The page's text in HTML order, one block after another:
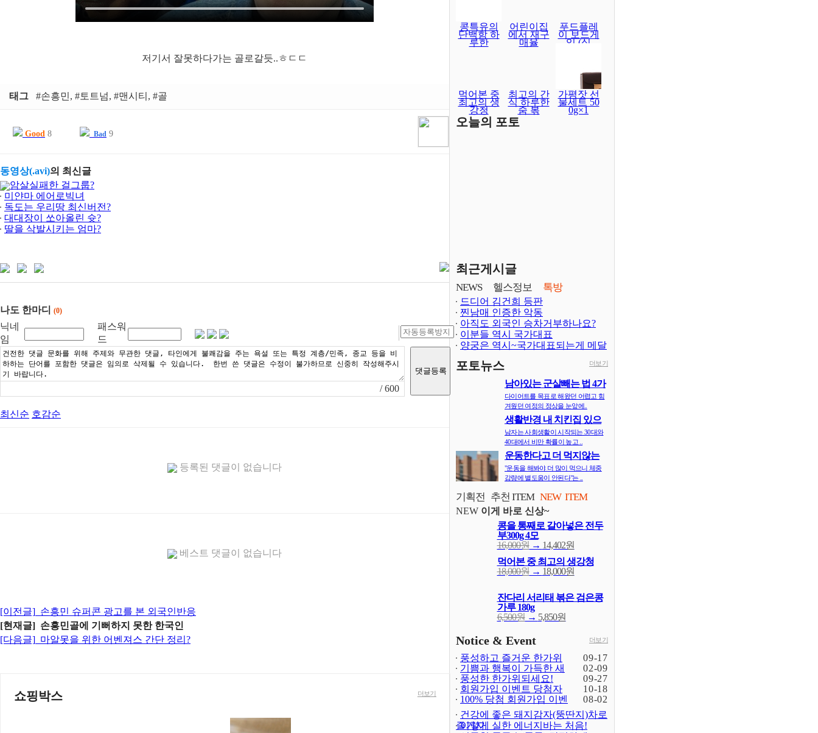
저기서 잘못하다가는 골로갈듯..ㅎㄷㄷ
태그 #손흥민, #토트넘, #맨시티, #골
Good 8 Bad 9
동영상(.avi)의 최신글
암살실패한 걸그룹?
미얀마 에어로빅녀
독도는 우리땅 최신버전?
대대장이 쏘아올린 슛?
딸을 삭발시키는 엄마?
나도 한마디 (0)
닉네
임
패스워
드
/ 600
최신순 호감순
등록된 댓글이 없습니다
베스트 댓글이 없습니다
[이전글] 손흥민 슈퍼콘 광고를 본 외국인반응
[현재글] 손흥민골에 기뻐하지 못한 한국인
[다음글] 마알못을 위한 어벤져스 간단 정리?
쇼핑박스 더보기
콩특유의
단백함 하
루한
어린이집
에서 재구
매율
푸드플레
이 보드게
임 (식
먹어본 중
최고의 생
강청
최고의 간
식 하루한
줌 볶
가평잣 선
물세트 50
0g×1
오늘의 포토
최근게시글
NEWS 헬스정보 톡방
드디어 김건희 등판
찐남매 인증한 악동
아직도 외국인 승차거부하나요?
이분들 역시 국가대표
양궁은 역시~국가대표되는게 메달
포토뉴스 더보기
남아있는 군살빼는 법 4가
지
다이어트를 목표로 해왔던 어렵고 힘
겨웠던 여정의 정상을 눈앞에..
생활반경 내 치킨집 있으
면 비만확률 ..
남자는 사회생활이 시작되는 30대와
40대에서 비만 확률이 높고 ..
운동한다고 더 먹지않는
다? 오히려 식..
"운동을 해봐야 더 많이 먹으니 체중
감량에 별도움이 안된다"는 ..
기획전 추천 ITEM NEW ITEM
NEW 이게 바로 신상~
콩을 통째로 갈아넣은 전두
부300g 4모
16,000원→ 14,402원
먹어본 중 최고의 생강청
18,000원→ 18,000원
잔다리 서리태 볶은 검은콩
가루 180g
6,500원→ 5,850원
Notice & Event 더보기
풍성하고 즐거운 한가위
되세요! (-402)
09-17
기쁨과 행복이 가득한 새
해되세요!
02-09
풍성한 한가위되세요!
09-27
회원가입 이벤트 당첨자
발표 (4)
10-18
100% 당첨 회원가입 이벤
트(종료)
(23)
08-02
건강에 좋은 돼지감자(뚱딴지)차로
즐기자
이렇게 실한 에너지바는 처음!